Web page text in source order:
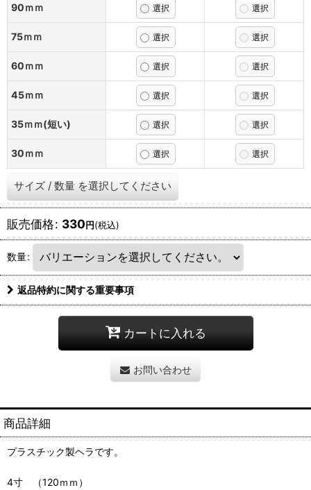
90ｍｍ
75ｍｍ
60ｍｍ
45ｍｍ
35ｍｍ(短い)
30ｍｍ
サイズ / 数量 を選択してください
販売価格: 330円(税込)
数量:
返品特約に関する重要事項
カートに入れる
お問い合わせ
商品詳細
プラスチック製ヘラです。
4寸 （120ｍｍ）